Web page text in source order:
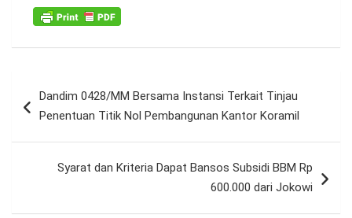
posDandim 0428/MM Bersama Instansi Terkait Tinjau
Penentuan Titik Nol Pembangunan Kantor Koramil
Syarat dan Kriteria Dapat Bansos Subsidi BBM Rp
600.000 dari Jokowi